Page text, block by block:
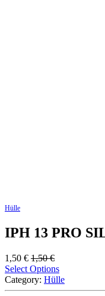
Hülle
IPH 13 PRO
1,50 € 1,50€
Select Options
Category: Hülle